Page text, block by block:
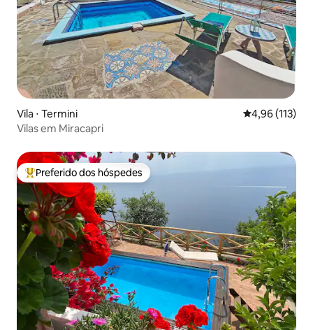
Vila ⋅ Termini 4,96 de uma
4,96 (113)
Vilas em Miracapri
Entre os melhores preferidos dos hóspedes
Preferido dos hóspedes